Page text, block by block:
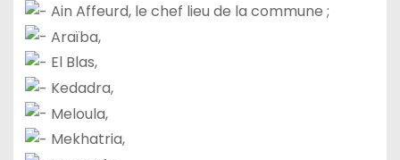
Ain Affeurd, le chef lieu de la commune ;
Araïba,
El Blas,
Kedadra,
Meloula,
Mekhatria,